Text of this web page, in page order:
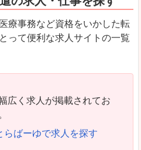
療事務など資格をいかした転
って便利な求人サイトの一覧
広く求人が掲載されてお
らばーゆで求人を探す